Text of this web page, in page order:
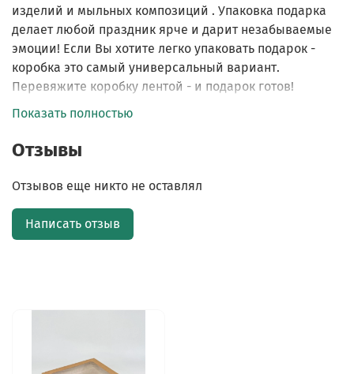
изделий и мыльных композиций . Упаковка подарка
делает любой праздник ярче и дарит незабываемые
эмоции! Если Вы хотите легко упаковать подарок -
коробка это самый универсальный вариант.
Перевяжите коробку лентой - и подарок готов!
Показать полностью
Отзывы
Отзывов еще никто не оставлял
Написать отзыв